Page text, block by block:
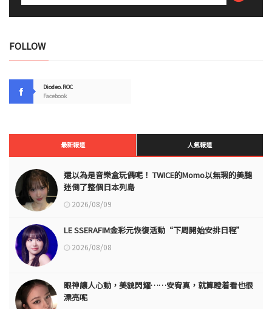
FOLLOW
Diodeo.ROC
Facebook
最新報道 人氣報道
還以為是音樂盒玩偶呢！ TWICE的Momo以無瑕的美腿
迷倒了整個日本列島
2026/08/09
LE SSERAFIM金彩元恢復活動“下周開始安排日程”
2026/08/08
眼神讓人心動，美貌閃耀……安宥真，就算瞪着看也很
漂亮呢